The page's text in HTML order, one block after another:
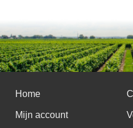
Home
Mijn account